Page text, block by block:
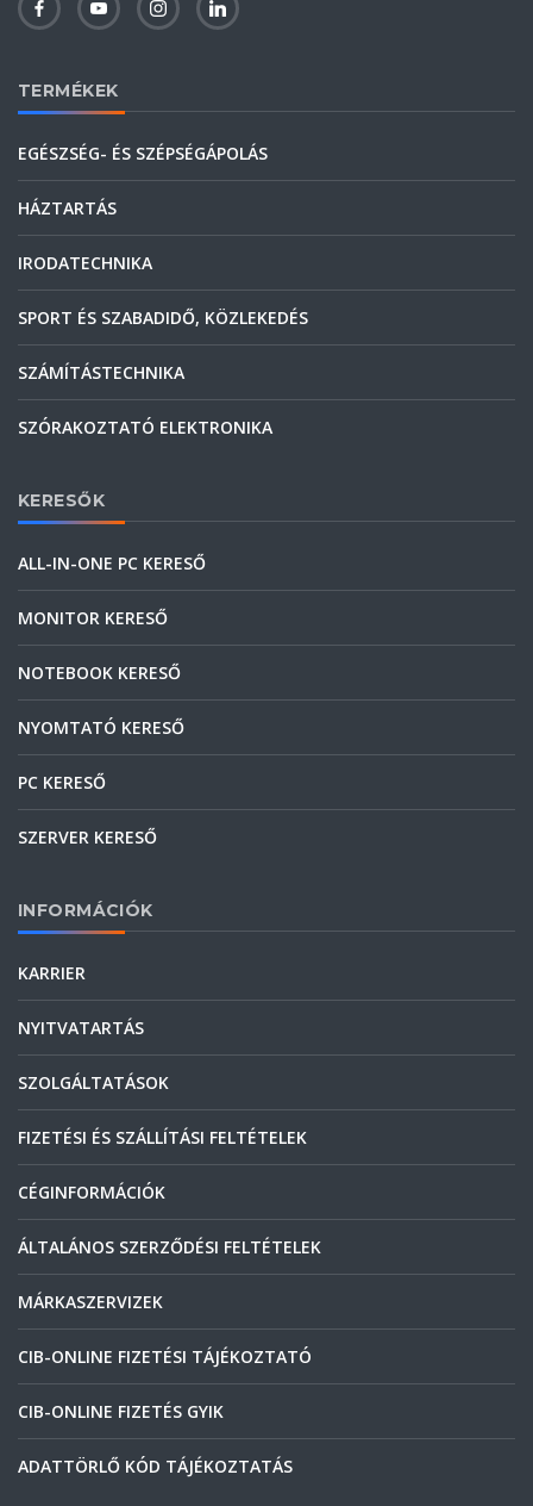
TERMÉKEK
EGÉSZSÉG- ÉS SZÉPSÉGÁPOLÁS
HÁZTARTÁS
IRODATECHNIKA
SPORT ÉS SZABADIDŐ, KÖZLEKEDÉS
SZÁMÍTÁSTECHNIKA
SZÓRAKOZTATÓ ELEKTRONIKA
KERESŐK
ALL-IN-ONE PC KERESŐ
MONITOR KERESŐ
NOTEBOOK KERESŐ
NYOMTATÓ KERESŐ
PC KERESŐ
SZERVER KERESŐ
INFORMÁCIÓK
KARRIER
NYITVATARTÁS
SZOLGÁLTATÁSOK
FIZETÉSI ÉS SZÁLLÍTÁSI FELTÉTELEK
CÉGINFORMÁCIÓK
ÁLTALÁNOS SZERZŐDÉSI FELTÉTELEK
MÁRKASZERVIZEK
CIB-ONLINE FIZETÉSI TÁJÉKOZTATÓ
CIB-ONLINE FIZETÉS GYIK
ADATTÖRLŐ KÓD TÁJÉKOZTATÁS